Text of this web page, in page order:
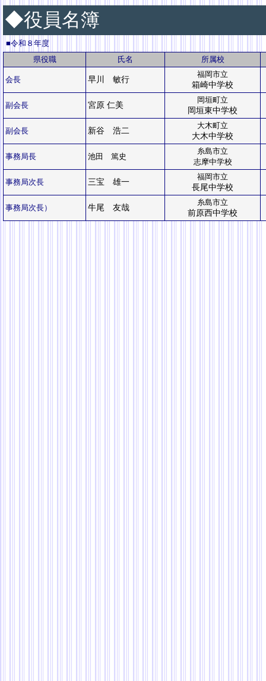
◆役員名簿
■令和８年度
県役職
氏名 所属校
会長 早川 敏行
福岡市立
箱崎中学校
副会長 宮原 仁美
岡垣町立
岡垣東中学校
副会長 新谷 浩二
大木町立
大木中学校
事務局長 池田 篤史
糸島市立
志摩中学校
事務局次長 三宝 雄一
福岡市立
長尾中学校
事務局次長） 牛尾 友哉
糸島市立
前原西中学校